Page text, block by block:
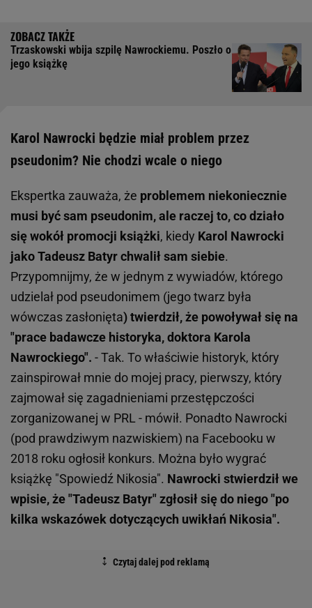
Trzaskowski wbija szpilę Nawrockiemu. Poszło o
jego książkę
Karol Nawrocki będzie miał problem przez
pseudonim? Nie chodzi wcale o niego
Ekspertka zauważa, że problemem niekoniecznie
musi być sam pseudonim, ale raczej to, co działo
się wokół promocji książki, kiedy Karol Nawrocki
jako Tadeusz Batyr chwalił sam siebie.
Przypomnijmy, że w jednym z wywiadów, którego
udzielał pod pseudonimem (jego twarz była
wówczas zasłonięta) twierdził, że powoływał się na
"prace badawcze historyka, doktora Karola
Nawrockiego". - Tak. To właściwie historyk, który
zainspirował mnie do mojej pracy, pierwszy, który
zajmował się zagadnieniami przestępczości
zorganizowanej w PRL - mówił. Ponadto Nawrocki
(pod prawdziwym nazwiskiem) na Facebooku w
2018 roku ogłosił konkurs. Można było wygrać
książkę "Spowiedź Nikosia". Nawrocki stwierdził we
wpisie, że "Tadeusz Batyr" zgłosił się do niego "po
kilka wskazówek dotyczących uwikłań Nikosia".